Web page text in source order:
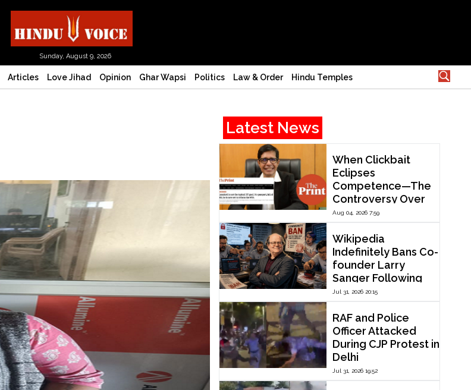
Sunday, August 9, 2026
Articles Love Jihad Opinion Ghar Wapsi Politics Law & Order Hindu Temples
Latest News
When Clickbait
Eclipses
Competence—The
Controversy Over
ThePrint’s Profile of
V. Kamakoti
Aug 04, 2026 7:59
Wikipedia
Indefinitely Bans Co-
founder Larry
Sanger Following
Dispute Over
Jul 31, 2026 20:15
RAF and Police
Officer Attacked
During CJP Protest in
Delhi
Jul 31, 2026 19:52